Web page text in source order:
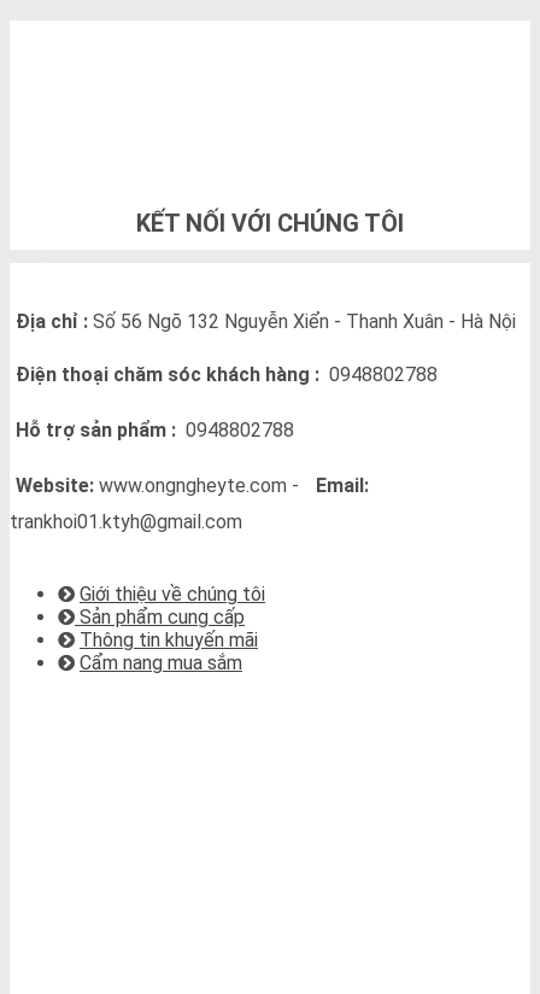
KẾT NỐI VỚI CHÚNG TÔI
Địa chỉ : Số 56 Ngõ 132 Nguyễn Xiển - Thanh Xuân - Hà Nội
Điện thoại chăm sóc khách hàng : 0948802788
Hỗ trợ sản phẩm : 0948802788
Website: www.ongngheyte.com -
Email:
trankhoi01.ktyh@gmail.com
Giới thiệu về chúng tôi
Sản phẩm cung cấp
Thông tin khuyến mãi
Cẩm nang mua sắm